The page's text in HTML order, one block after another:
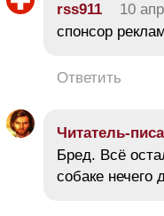
rss911 10
спонсор
Ответить
Читатель-
Бред. Всё
собаке нечего